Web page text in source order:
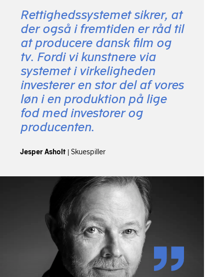
Rettighedssystemet sikrer, at
der også i fremtiden er råd til
at producere dansk film og
tv. Fordi vi kunstnere via
systemet i virkeligheden
investerer en stor del af vores
løn i en produktion på lige
fod med investorer og
producenten.
Jesper Asholt | Skuespiller